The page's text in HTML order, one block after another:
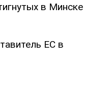
в Минске
ЕС в